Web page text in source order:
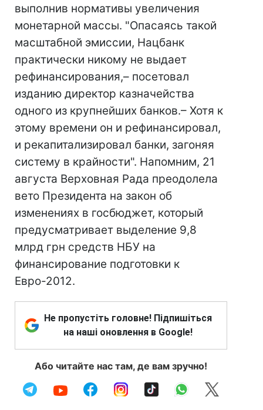
выполнив нормативы увеличения
монетарной массы. "Опасаясь такой
масштабной эмиссии, Нацбанк
практически никому не выдает
рефинансирования,– посетовал
изданию директор казначейства
одного из крупнейших банков.– Хотя к
этому времени он и рефинансировал,
и рекапитализировал банки, загоняя
систему в крайности". Напомним, 21
августа Верховная Рада преодолела
вето Президента на закон об
изменениях в госбюджет, который
предусматривает выделение 9,8
млрд грн средств НБУ на
финансирование подготовки к
Евро-2012.
Не пропустіть головне! Підпишіться
на наші оновлення в Google!
Або читайте нас там, де вам зручно!